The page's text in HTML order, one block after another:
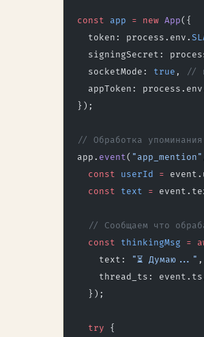
const app = new App({
  token: process.env.
signingSecret:
  socketMode:
true ,
//
appToken:
});
// Обработка
app. event( "app_mention"
  const
userId =
  const
text =
// Сообщаем что
  const
thinkingMsg =
    text:
"⏳ Думаю..." ,
thread_ts:
  });
  try
{